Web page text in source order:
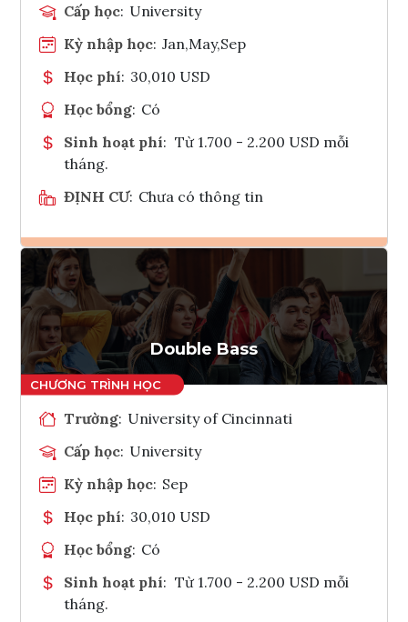
Cấp học: University
Kỳ nhập học: Jan,May,Sep
Học phí: 30,010 USD
Học bổng: Có
Sinh hoạt phí: Từ 1.700 - 2.200 USD mỗi
tháng.
ĐỊNH CƯ: Chưa có thông tin
Ghi danh
Tham vấn Interlink
Double Bass
Trường: University of Cincinnati
Cấp học: University
Kỳ nhập học: Sep
Học phí: 30,010 USD
Học bổng: Có
Sinh hoạt phí: Từ 1.700 - 2.200 USD mỗi
tháng.